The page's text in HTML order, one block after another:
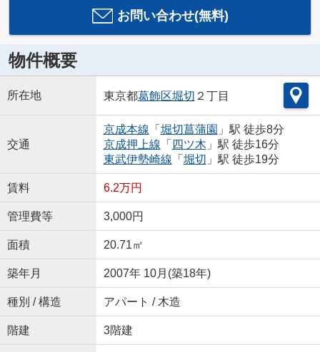
お問い合わせ(無料)
物件概要
所在地 東京都葛飾区堀切 ２丁目
交通
京成本線 「 堀切菖蒲園 」駅 徒歩8分
京成押上線 「 四ツ木 」駅 徒歩16分
東武伊勢崎線 「 堀切 」駅 徒歩19分
賃料 6.2万円
管理費等 3,000円
面積 20.71㎡
築年月 2007年 10月(築18年)
種別 / 構造 アパート / 木造
階建 3階建